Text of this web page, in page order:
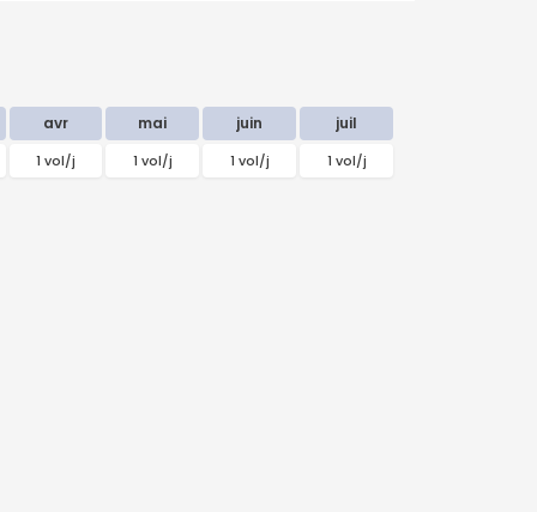
avr mai juin juil
1 vol/j 1 vol/j 1 vol/j 1 vol/j